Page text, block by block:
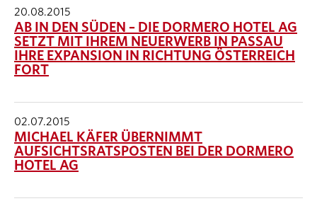
20.08.2015
AB IN DEN SÜDEN – DIE DORMERO HOTEL AG
SETZT MIT IHREM NEUERWERB IN PASSAU
IHRE EXPANSION IN RICHTUNG ÖSTERREICH
FORT
02.07.2015
MICHAEL KÄFER ÜBERNIMMT
AUFSICHTSRATSPOSTEN BEI DER DORMERO
HOTEL AG